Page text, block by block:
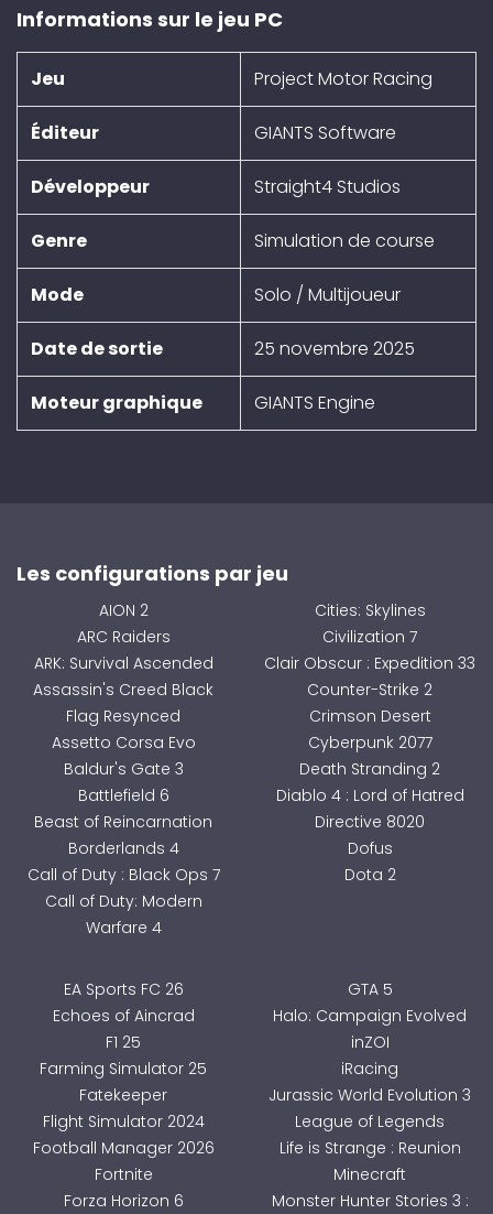
Informations sur le jeu PC
Jeu Project Motor Racing
Éditeur GIANTS Software
Développeur Straight4 Studios
Genre Simulation de course
Mode Solo / Multijoueur
Date de sortie 25 novembre 2025
Moteur graphique GIANTS Engine
Les configurations par jeu
AION 2
ARC Raiders
ARK: Survival Ascended
Assassin's Creed Black
Flag Resynced
Assetto Corsa Evo
Baldur's Gate 3
Battlefield 6
Beast of Reincarnation
Borderlands 4
Call of Duty : Black Ops 7
Call of Duty: Modern
Warfare 4
Cities: Skylines
Civilization 7
Clair Obscur : Expedition 33
Counter-Strike 2
Crimson Desert
Cyberpunk 2077
Death Stranding 2
Diablo 4 : Lord of Hatred
Directive 8020
Dofus
Dota 2
EA Sports FC 26
Echoes of Aincrad
F1 25
Farming Simulator 25
Fatekeeper
Flight Simulator 2024
Football Manager 2026
Fortnite
Forza Horizon 6
GTA 5
Halo: Campaign Evolved
inZOI
iRacing
Jurassic World Evolution 3
League of Legends
Life is Strange : Reunion
Minecraft
Monster Hunter Stories 3 :